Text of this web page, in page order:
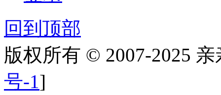
回到顶部
版权所有 © 2007-2025
号-1]